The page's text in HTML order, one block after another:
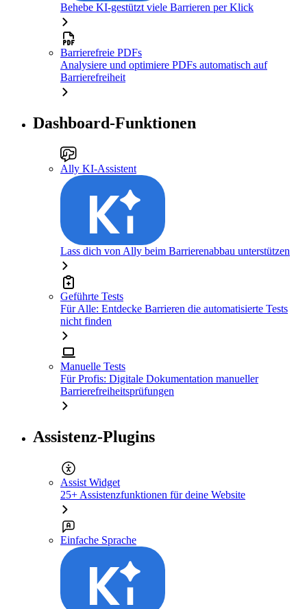
Behebe KI-gestützt viele Barrieren per Klick
Barrierefreie PDFs
Analysiere und optimiere PDFs automatisch auf
Barrierefreiheit
Dashboard-Funktionen
Ally KI-Assistent
Lass dich von Ally beim Barrierenabbau unterstützen
Geführte Tests
Für Alle: Entdecke Barrieren die automatisierte Tests
nicht finden
Manuelle Tests
Für Profis: Digitale Dokumentation manueller
Barrierefreiheitsprüfungen
Assistenz-Plugins
Assist Widget
25+ Assistenzfunktionen für deine Website
Einfache Sprache